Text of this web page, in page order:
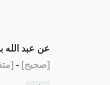
عن عبد
[صحيح]
-
[